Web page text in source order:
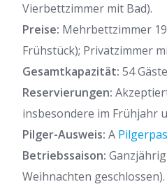
Vierbettzimmer mit Bad).
Preise: Mehrbettzimmer
Frühstück); Privatzimmer
Gesamtkapazität: 54 Gäste
Reservierungen:
insbesondere im Frühjahr
Pilger-Ausweis: A
Betriebssaison:
Weihnachten geschlossen).